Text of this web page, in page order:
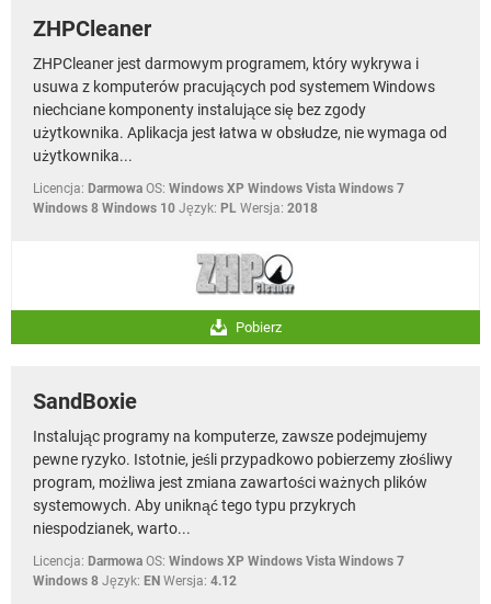
ZHPCleaner
ZHPCleaner jest darmowym programem, który wykrywa i
usuwa z komputerów pracujących pod systemem Windows
niechciane komponenty instalujące się bez zgody
użytkownika. Aplikacja jest łatwa w obsłudze, nie wymaga od
użytkownika...
Licencja: Darmowa OS: Windows XP Windows Vista Windows 7
Windows 8 Windows 10 Język: PL Wersja: 2018
Pobierz
SandBoxie
Instalując programy na komputerze, zawsze podejmujemy
pewne ryzyko. Istotnie, jeśli przypadkowo pobierzemy złośliwy
program, możliwa jest zmiana zawartości ważnych plików
systemowych. Aby uniknąć tego typu przykrych
niespodzianek, warto...
Licencja: Darmowa OS: Windows XP Windows Vista Windows 7
Windows 8 Język: EN Wersja: 4.12